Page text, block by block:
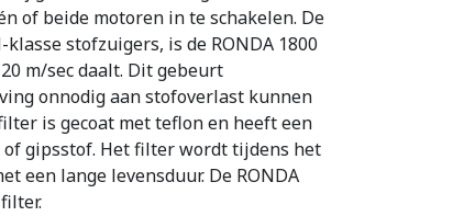
of beide motoren in te schakelen. De
stofzuigers, is de RONDA 1800
m/sec daalt. Dit gebeurt
onnodig aan stofoverlast kunnen
is gecoat met teflon en heeft een
gipsstof. Het filter wordt tijdens het
een lange levensduur. De RONDA